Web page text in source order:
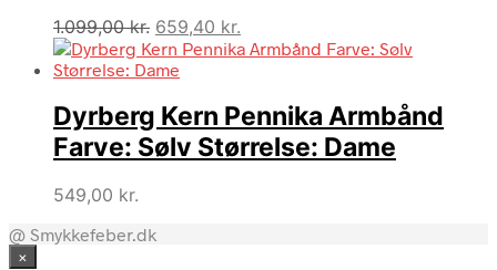
1.099,00kr. Den
oprindelige
pris
1.099,00 kr..
659,40 kr.
aktuelle
659,40 kr..
Dyrberg Kern Pennika Armbånd
Farve: Sølv Størrelse: Dame
549,00 kr.
@ Smykkefeber.dk
×